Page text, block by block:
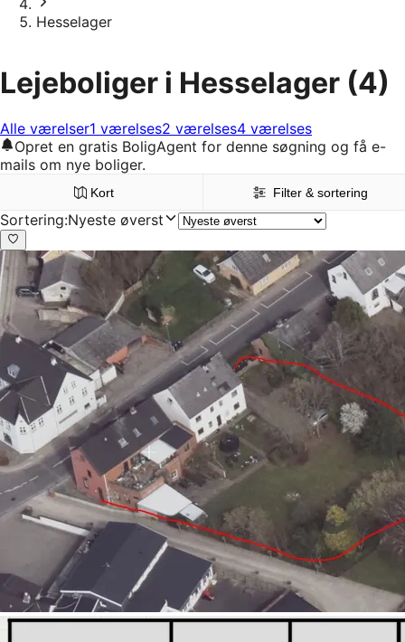
Hesselager
Lejeboliger i Hesselager (4)
Alle værelser1 værelses2 værelses4 værelses
Opret en gratis BoligAgent for denne søgning og få e-
mails om nye boliger.
Kort Filter & sortering
Sortering:Nyeste øverst